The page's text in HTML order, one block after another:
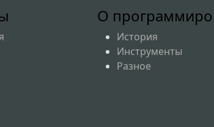
О
История
Инструменты
Разное